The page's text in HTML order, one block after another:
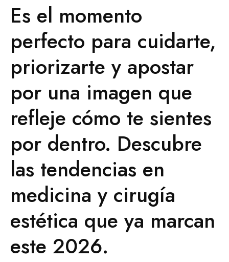
Es el momento
perfecto para cuidarte,
priorizarte y apostar
por una imagen que
refleje cómo te sientes
por dentro. Descubre
las tendencias en
medicina y cirugía
estética que ya marcan
este 2026.